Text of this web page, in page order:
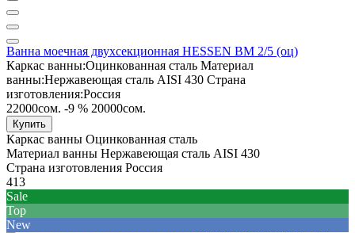
Ванна моечная двухсекционная HESSEN ВМ 2/5 (оц)
Каркас ванны:Оцинкованная сталь Материал
ванны:Нержавеющая сталь AISI 430 Страна
изготовления:Россия
22000сом. -9 % 20000сом.
Купить
Каркас ванны Оцинкованная сталь
Материал ванны Нержавеющая сталь AISI 430
Страна изготовления Россия
413
Sale
Top
New